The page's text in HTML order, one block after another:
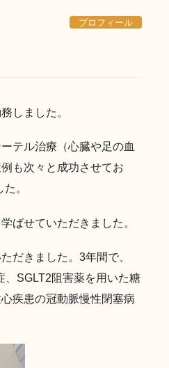
プロフィール
しました。
テル治療（心臓や足の血
も次々と成功させてお
。
ばせていただきました。
だきました。3年間で、
、SGLT2阻害薬を用いた糖
疾患の冠動脈慢性閉塞病